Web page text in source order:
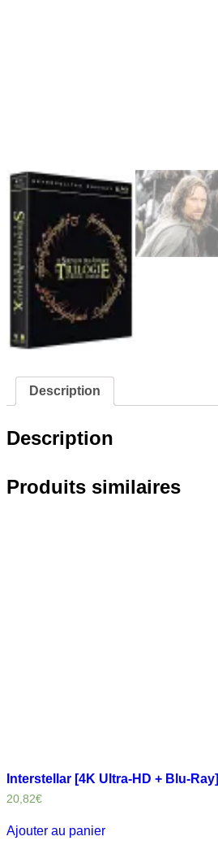
Description
Description
Produits similaires
Interstellar [4K Ultra-HD + Blu-Ray]
20,82€
Ajouter au panier